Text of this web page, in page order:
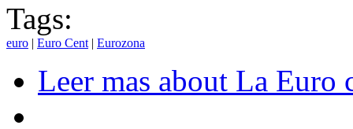
Tags:
euro | Euro Cent | Eurozona
Leer mas about La Euro